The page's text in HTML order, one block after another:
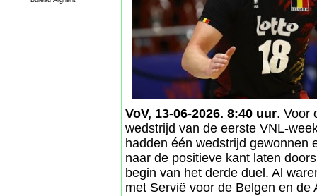
VoV, 13-06-2026. 8:40 uur. Voor
wedstrijd van de eerste VNL-
hadden één wedstrijd
naar de positieve kant laten
begin van het derde duel. Al
met Servië voor de Belgen en